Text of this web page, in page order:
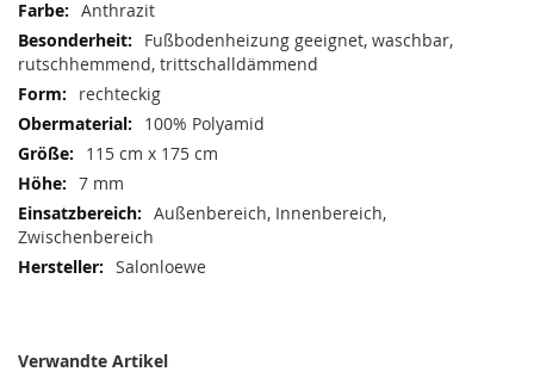
Mehr
Informationen
Anthrazit
Fußbodenheizung geeignet, waschbar,
rutschhemmend, trittschalldämmend
rechteckig
100% Polyamid
115 cm x 175 cm
7 mm
Außenbereich, Innenbereich,
Zwischenbereich
Salonloewe
Verwandte Artikel